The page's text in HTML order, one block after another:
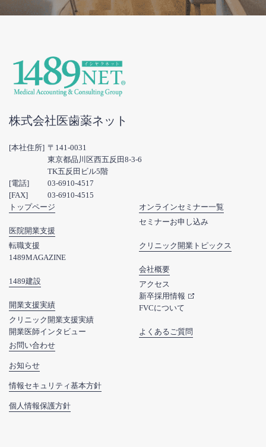
株式会社医歯薬ネット
[本社住所] 〒141-0031
東京都品川区西五反田8-3-6
TK五反田ビル5階
[電話]
03-6910-4517
[FAX]
03-6910-4515
トップページ
医院開業支援
転職支援
1489MAGAZINE
1489建設
開業支援実績
クリニック開業支援実績
開業医師インタビュー
オンラインセミナー一覧
セミナーお申し込み
クリニック開業トピックス
会社概要
アクセス
新卒採用情報
FVCについて
よくあるご質問
お問い合わせ
お知らせ
情報セキュリティ基本方針
個人情報保護方針